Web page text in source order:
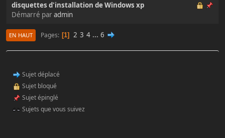
disquettes d'installation de Windows xp
Démarré paradmin
EN HAUT Pages 1 2 3 4 ... 6
Sujet déplacé
Sujet bloqué
Sujet épinglé
Sujets que vous suivez